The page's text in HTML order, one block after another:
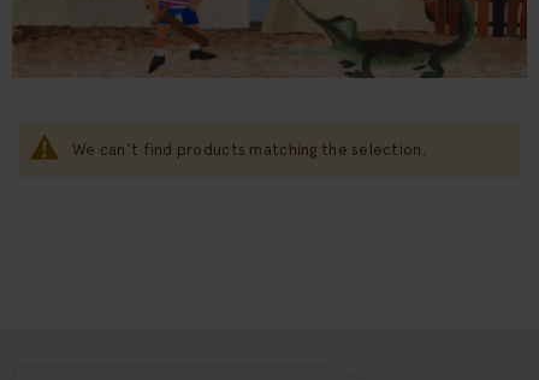
We can't find products matching the selection.